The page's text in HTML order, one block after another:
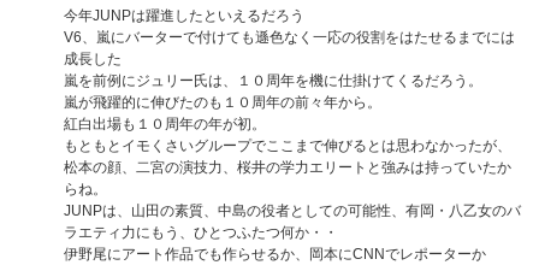
今年JUNPは躍進したといえるだろう
V6、嵐にバーターで付けても遜色なく一応の役割をはたせるまでには
成長した
嵐を前例にジュリー氏は、１０周年を機に仕掛けてくるだろう。
嵐が飛躍的に伸びたのも１０周年の前々年から。
紅白出場も１０周年の年が初。
もともとイモくさいグループでここまで伸びるとは思わなかったが、
松本の顔、二宮の演技力、桜井の学力エリートと強みは持っていたか
らね。
JUNPは、山田の素質、中島の役者としての可能性、有岡・八乙女のバ
ラエティ力にもう、ひとつふたつ何か・・
伊野尾にアート作品でも作らせるか、岡本にCNNでレポーターか